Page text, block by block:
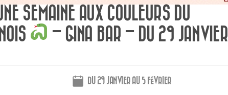
SEMAINE AUX COULEURS DU
– GINA BAR – DU 29 JANVIER
DU 29 JANVIER AU 5 FÉVRIER